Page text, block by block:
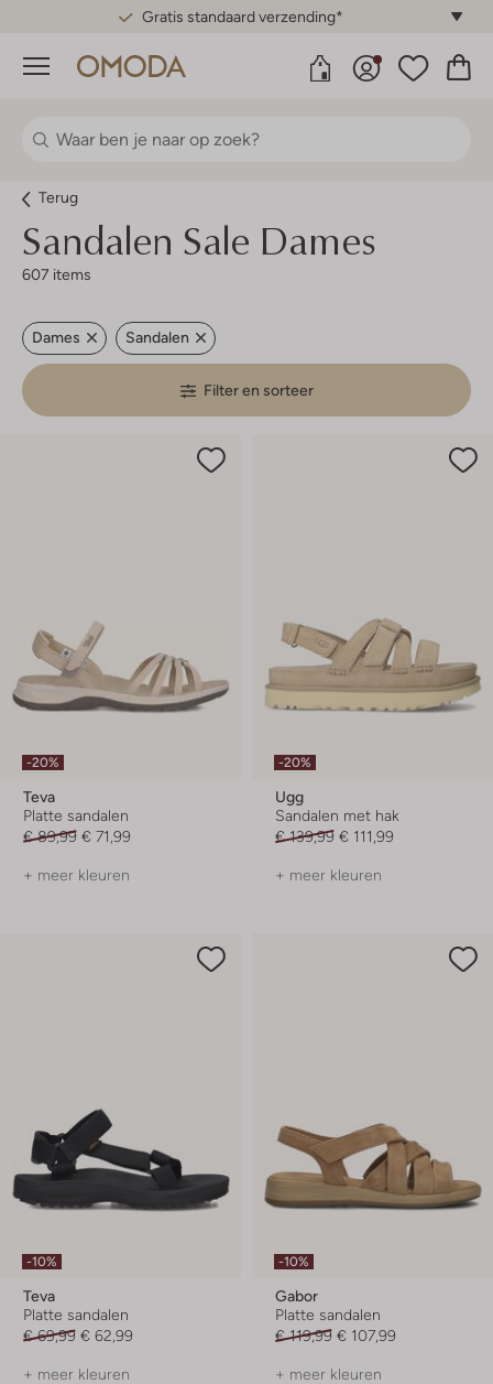
Gratis standaard verzending*
Menu
Terug
Sandalen Sale Dames
607 items
Dames Sandalen
Filter en sorteer
-20%
Teva
Platte sandalen
€ 89,99 € 71,99
+ meer kleuren
-20%
Ugg
Sandalen met hak
€ 139,99 € 111,99
+ meer kleuren
-10%
Teva
Platte sandalen
€ 69,99 € 62,99
+ meer kleuren
-10%
Gabor
Platte sandalen
€ 119,99 € 107,99
+ meer kleuren